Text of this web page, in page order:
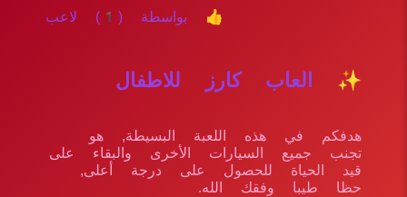
👍 بواسطة (1) لاعب
✨ العاب كارز للاطفال
هدفكم في هذه اللعبة البسيطة, هو
تجنب جميع السيارات الأخرى والبقاء على
قيد الحياة للحصول على درجة أعلى,
حظا طيبا وفقك الله.